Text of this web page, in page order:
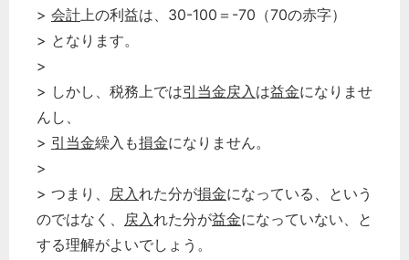
> 会計上の利益は、30-100＝-70（70の赤字）
> となります。
>
> しかし、税務上では引当金戻入は益金になりませ
んし、
> 引当金繰入も損金になりません。
>
> つまり、 戻入れた分が損金になっている、という
のではなく、 戻入れた分が益金になっていない、と
する理解がよいでしょう。